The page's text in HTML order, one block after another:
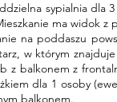
sypialnia dla
ma widok z
na poddaszu
w którym
balkonem z
dla 1 osoby
balkonem.